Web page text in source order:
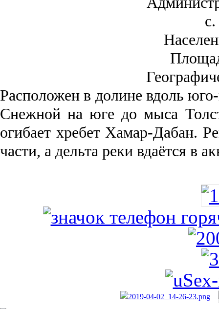
Рас­положен в долине вдоль
Снежной на юге до мыса
огибает хребет Хамар-Дабан.
части, а дельта реки вда­ётся в